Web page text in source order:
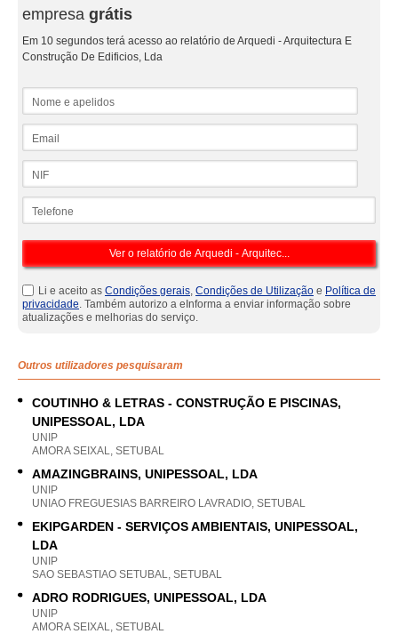
empresa grátis
Em 10 segundos terá acesso ao relatório de Arquedi - Arquitectura E
Construção De Edificios, Lda
Li e aceito as Condições gerais, Condições de Utilização e Política de
privacidade. Também autorizo a eInforma a enviar informação sobre
atualizações e melhorias do serviço.
Outros utilizadores pesquisaram
COUTINHO & LETRAS - CONSTRUÇÃO E PISCINAS,
UNIPESSOAL, LDA
UNIP
AMORA SEIXAL, SETUBAL
AMAZINGBRAINS, UNIPESSOAL, LDA
UNIP
UNIAO FREGUESIAS BARREIRO LAVRADIO, SETUBAL
EKIPGARDEN - SERVIÇOS AMBIENTAIS, UNIPESSOAL,
LDA
UNIP
SAO SEBASTIAO SETUBAL, SETUBAL
ADRO RODRIGUES, UNIPESSOAL, LDA
UNIP
AMORA SEIXAL, SETUBAL